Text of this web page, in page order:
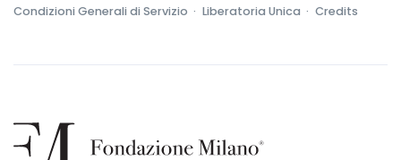
Condizioni Generali di Servizio · Liberatoria Unica · Credits